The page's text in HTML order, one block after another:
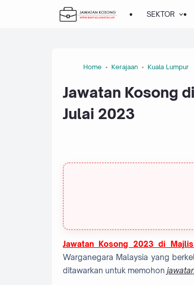
SEKTOR
Home Kerajaan Kuala Lumpur
Jawatan Kosong
Julai 2023
Jawatan Kosong 2023 di Majlis
Warganegara Malaysia yang
ditawarkan untuk memohon